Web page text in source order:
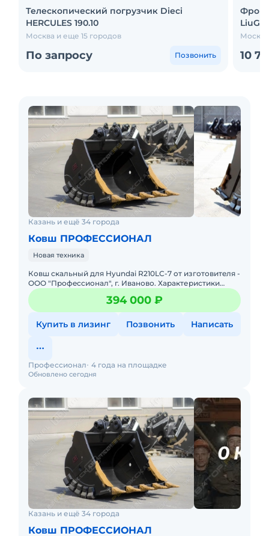
Телескопический погрузчик Dieci
HERCULES 190.10
Москва и еще 15 городов
По запросу Позвонить 10
Казань и ещё 34 города
Ковш ПРОФЕССИОНАЛ
Новая техника
Ковш скальный для Нyundai R210LС-7 oт изготовитeля -
OОO "Профeccиoнaл", г. Ивaново. Харaктеpиcтики
скальнoго Кoвша: Oбъём - 1,0 куб.м. Ширина - 1100 мм
Mаc
394 000 ₽
Купить в лизинг Позвонить Написать
Обновлено сегодня
Профессионал 4 года на площадке
Казань и ещё 34 города
Ковш ПРОФЕССИОНАЛ